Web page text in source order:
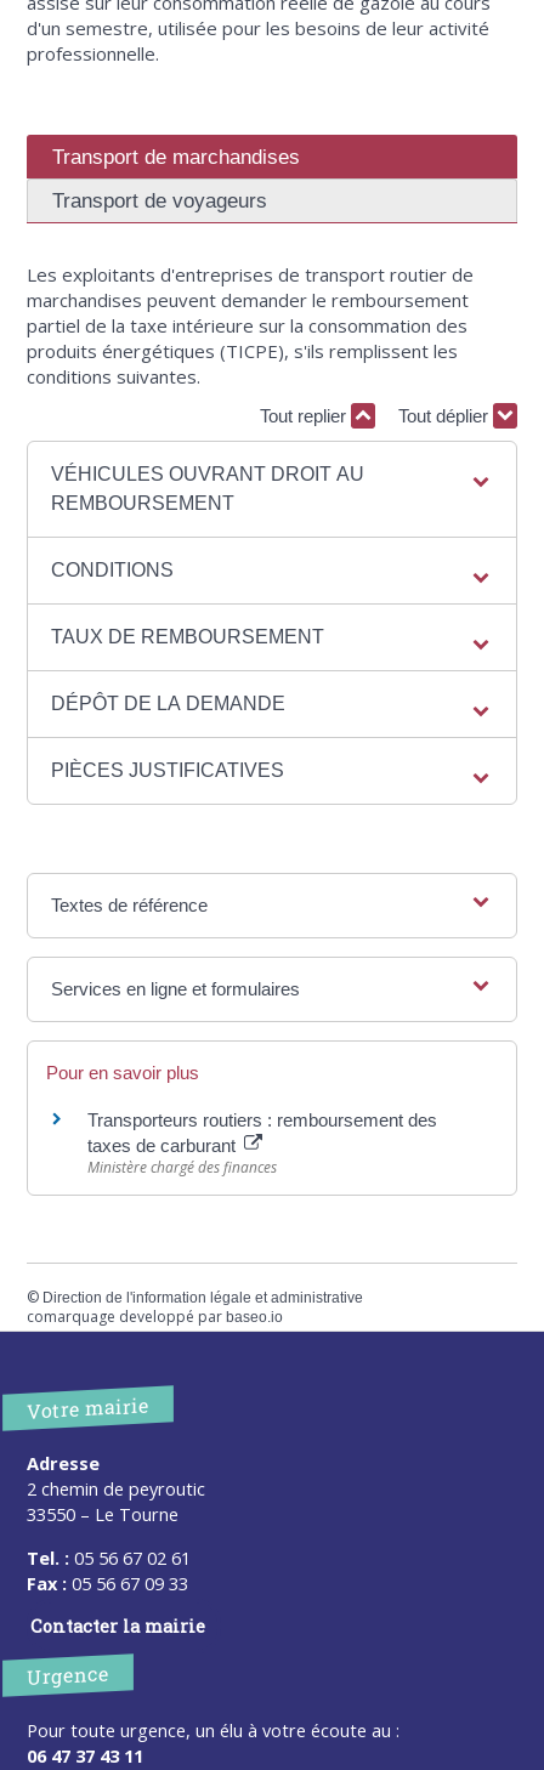
d'un semestre, utilisée pour les besoins de leur activité
professionnelle.
Transport de marchandises
Transport de voyageurs
Les exploitants d'entreprises de transport routier de
marchandises peuvent demander le remboursement
partiel de la taxe intérieure sur la consommation des
produits énergétiques (TICPE), s'ils remplissent les
conditions suivantes.
Tout replier Tout déplier
VÉHICULES OUVRANT DROIT AU
REMBOURSEMENT
CONDITIONS
TAUX DE REMBOURSEMENT
DÉPÔT DE LA DEMANDE
PIÈCES JUSTIFICATIVES
Textes de référence
Services en ligne et formulaires
Pour en savoir plus
Transporteurs routiers : remboursement des
taxes de carburant
Ministère chargé des finances
© Direction de l'information légale et administrative
comarquage developpé parbaseo.io
Votre mairie
Adresse
2 chemin de peyroutic
33550 – Le Tourne
Tel. : 05 56 67 02 61
Fax : 05 56 67 09 33
Contacter la mairie
Urgence
Pour toute urgence, un élu à votre écoute au :
06 47 37 43 11